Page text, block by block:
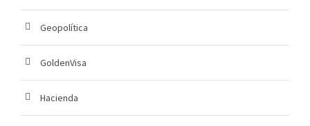
Geopolítica
GoldenVisa
Hacienda